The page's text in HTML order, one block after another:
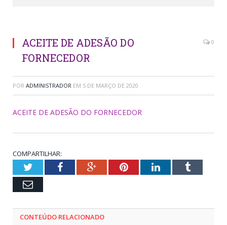
ACEITE DE ADESÃO DO
FORNECEDOR
0
POR ADMINISTRADOR EM 5 DE MARÇO DE 2020
ACEITE DE ADESÃO DO FORNECEDOR
COMPARTILHAR:
TwitterFacebookGoogle+PinterestLinkedInTumblr
Email
CONTEÚDO RELACIONADO